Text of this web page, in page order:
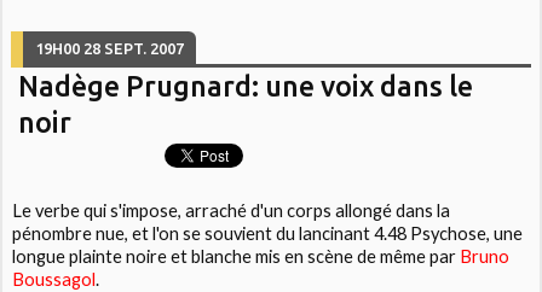
19H00 28 SEPT. 2007
Nadège Prugnard: une voix dans le
noir
Le verbe qui s'impose, arraché d'un corps allongé dans la
pénombre nue, et l'on se souvient du lancinant4.48 Psychose, une
longue plainte noire et blanche mis en scène de même par Bruno
Boussagol.